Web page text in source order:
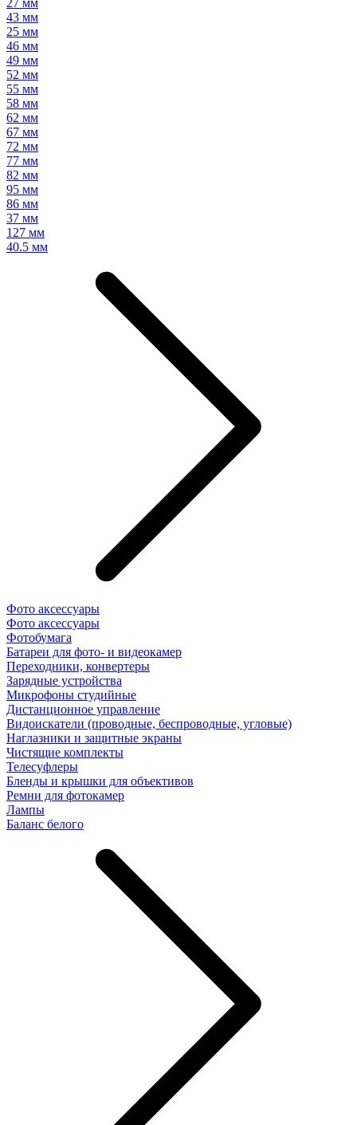
27 мм
43 мм
25 мм
46 мм
49 мм
52 мм
55 мм
58 мм
62 мм
67 мм
72 мм
77 мм
82 мм
95 мм
86 мм
37 мм
127 мм
40.5 мм
Фото аксессуары
Фото аксессуары
Фотобумага
Батареи для фото- и видеокамер
Переходники, конвертеры
Зарядные устройства
Микрофоны студийные
Дистанционное управление
Видоискатели (проводные, беспроводные, угловые)
Наглазники и защитные экраны
Чистящие комплекты
Телесуфлеры
Бленды и крышки для объективов
Ремни для фотокамер
Лампы
Баланс белого